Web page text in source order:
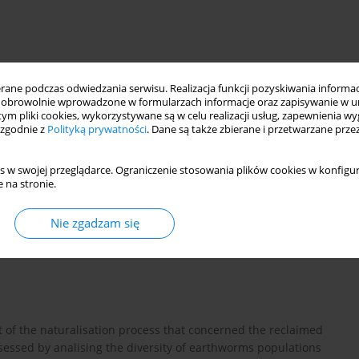
podczas odwiedzania serwisu. Realizacja funkcji pozyskiwania
wprowadzone w formularzach informacje oraz zapisywanie w
pliki cookies, wykorzystywane są w celu realizacji usług, zapewnienia
z Polityką prywatności. Dane są także zbierane i przetwarzane
w swojej przeglądarce. Ograniczenie stosowania plików cookies w
na stronie.
Nie zgadzam się
natural biocenoses
the naturalisation process that concerned the reclaimed
by analising the diversity of earthworms populations